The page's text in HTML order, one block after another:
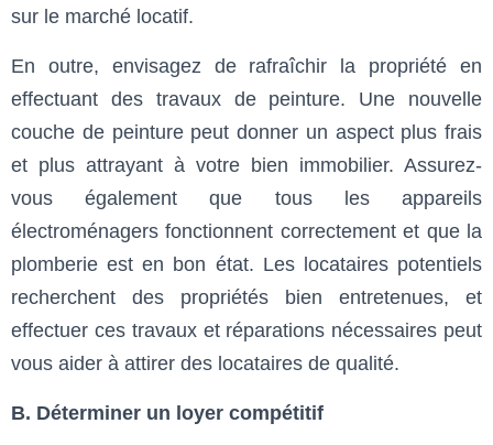
sur le marché locatif.
En outre, envisagez de rafraîchir la propriété en
effectuant des travaux de peinture. Une nouvelle
couche de peinture peut donner un aspect plus frais
et plus attrayant à votre bien immobilier. Assurez-
vous également que tous les appareils
électroménagers fonctionnent correctement et que la
plomberie est en bon état. Les locataires potentiels
recherchent des propriétés bien entretenues, et
effectuer ces travaux et réparations nécessaires peut
vous aider à attirer des locataires de qualité.
B. Déterminer un loyer compétitif